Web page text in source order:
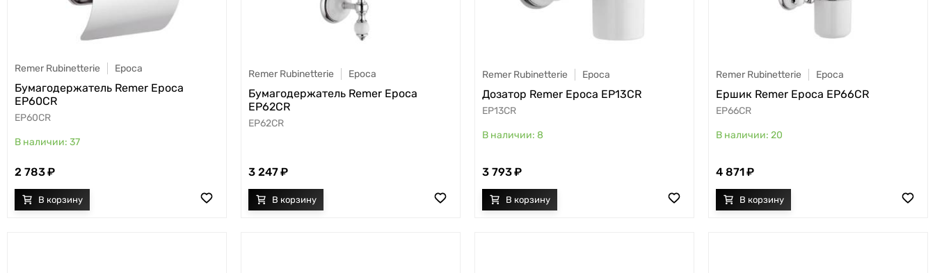
Remer Rubinetterie Epoca
Бумагодержатель Remer Epoca
EP60CR
EP60CR
37
2 783
Remer Rubinetterie Epoca
Бумагодержатель Remer Epoca
EP62CR
EP62CR
3 247
Remer Rubinetterie Epoca
Дозатор Remer Epoca EP13CR
EP13CR
8
3 793
Remer Rubinetterie Epoca
Ершик Remer Epoca EP66CR
EP66CR
20
4 871